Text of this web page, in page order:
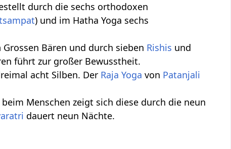
durch die sechs orthodoxen
) und im Hatha Yoga sechs
Bären und durch sieben Rishis und
führt zur großer Bewusstheit.
acht Silben. Der Raja Yoga von Patanjali
Menschen zeigt sich diese durch die neun
dauert neun Nächte.